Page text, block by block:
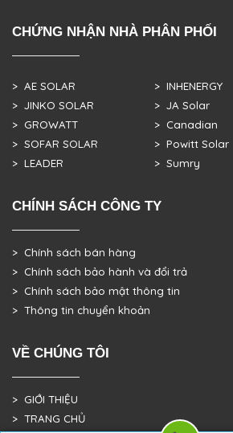
CHỨNG NHẬN NHÀ PHÂN PHỐI
> AE SOLAR
> JINKO SOLAR
> GROWATT
> SOFAR SOLAR
> LEADER
> INHENERGY
> JA Solar
> Canadian
> Powitt Solar
> Sumry
CHÍNH SÁCH CÔNG TY
> Chính sách bán hàng
> Chính sách bảo hành và đổi trả
> Chính sách bảo mật thông tin
> Thông tin chuyển khoản
VỀ CHÚNG TÔI
> GIỚI THIỆU
> TRANG CHỦ